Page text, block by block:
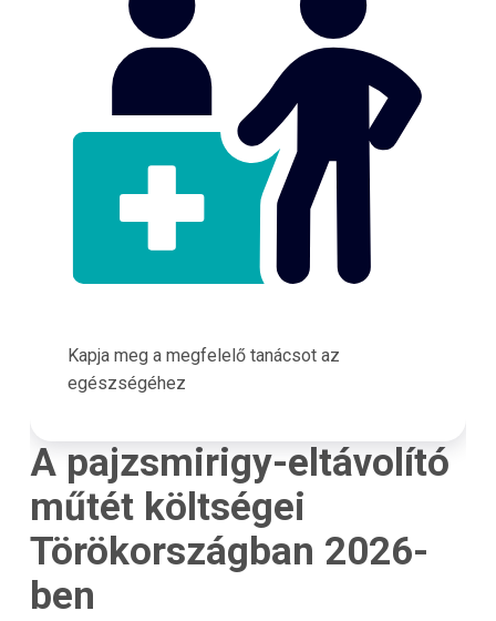
Kapja meg a megfelelő tanácsot az
egészségéhez
A pajzsmirigy-eltávolító
műtét költségei
Törökországban 2026-
ben